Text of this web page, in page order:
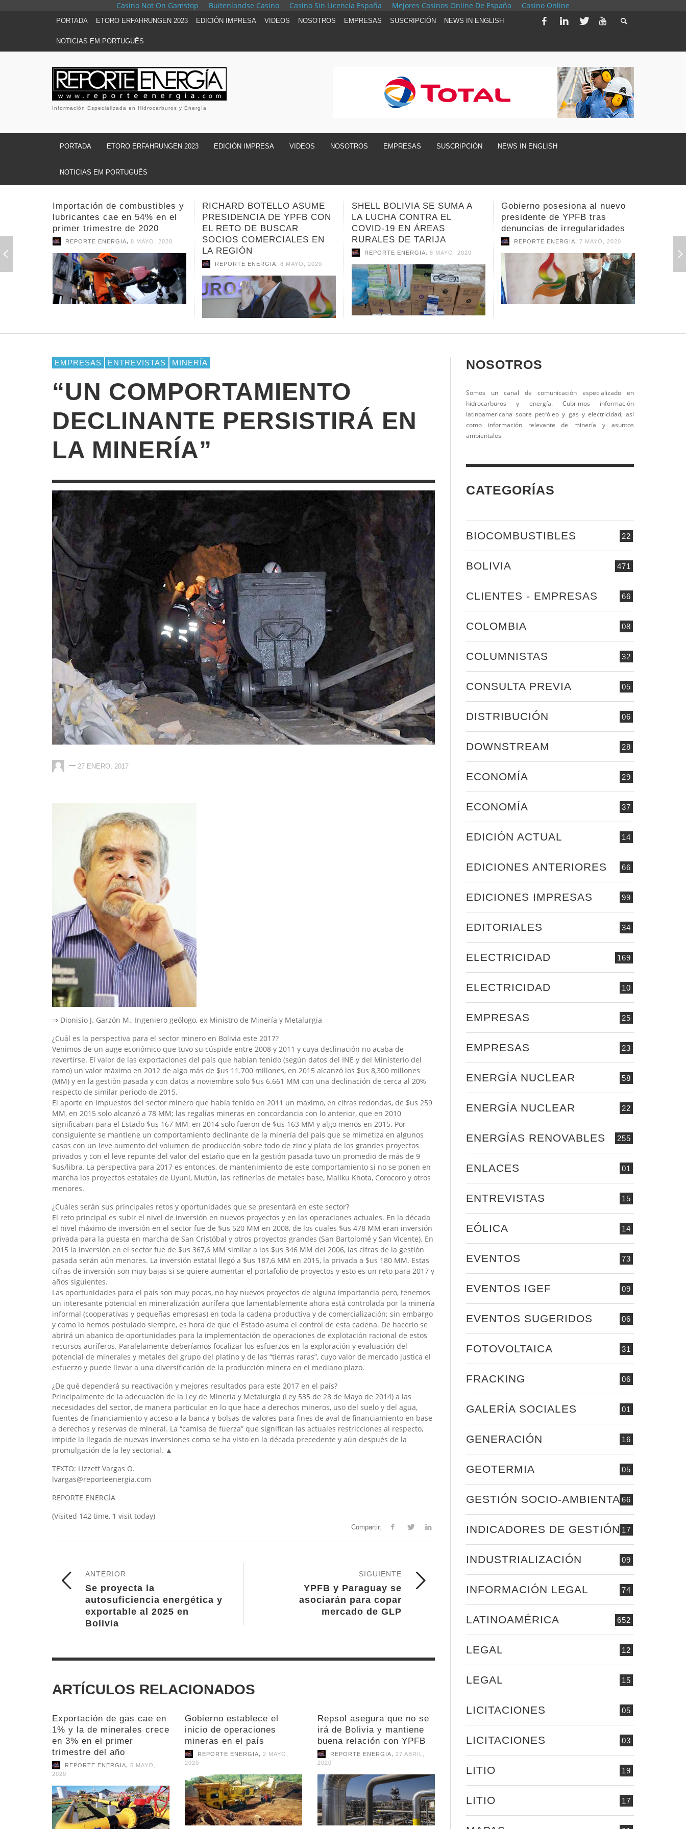
Casino Not On Gamstop Buitenlandse Casino Casino Sin Licencia España Mejores Casinos Online De España Casino Online
PORTADA ETORO ERFAHRUNGEN 2023 EDICIÓN IMPRESA VIDEOS NOSOTROS EMPRESAS SUSCRIPCIÓN NEWS IN ENGLISH
NOTICIAS EM PORTUGUÊS
Información Especializada en Hidrocarburos y Energía
PORTADA ETORO ERFAHRUNGEN 2023 EDICIÓN IMPRESA VIDEOS NOSOTROS EMPRESAS SUSCRIPCIÓN NEWS IN ENGLISH
NOTICIAS EM PORTUGUÊS
RICHARD BOTELLO ASUME
PRESIDENCIA DE YPFB CON
EL RETO DE BUSCAR
SOCIOS COMERCIALES EN
LA REGIÓN
REPORTE ENERGIA 8 MAYO, 2020
SHELL BOLIVIA SE SUMA A
LA LUCHA CONTRA EL
COVID-19 EN ÁREAS
RURALES DE TARIJA
REPORTE ENERGIA
Gobierno posesiona al nuevo
presidente de YPFB tras
denuncias de irregularidades
REPORTE ENERGIA ,7 MAYO, 2020
Sugieren más contratos cortos
para excedentes de gas, pero
sin terceros
REPORTE ENERGIA 7 MAYO, 2020
EMPRESAS ENTREVISTAS MINERÍA
“UN COMPORTAMIENTO
DECLINANTE PERSISTIRÁ EN
LA MINERÍA”
— 27 ENERO, 2017
⇒ Dionisio J. Garzón M., Ingeniero geólogo, ex Ministro de Minería y Metalurgia
¿Cuál es la perspectiva para el sector minero en Bolivia este 2017?
Venimos de un auge económico que tuvo su cúspide entre 2008 y 2011 y cuya declinación no acaba de
revertirse. El valor de las exportaciones del país que habían tenido (según datos del INE y del Ministerio del
ramo) un valor máximo en 2012 de algo más de $us 11.700 millones, en 2015 alcanzó los $us 8,300 millones
(MM) y en la gestión pasada y con datos a noviembre solo $us 6.661 MM con una declinación de cerca al 20%
respecto de similar periodo de 2015.
El aporte en impuestos del sector minero que había tenido en 2011 un máximo, en cifras redondas, de $us 259
MM, en 2015 solo alcanzó a 78 MM; las regalías mineras en concordancia con lo anterior, que en 2010
significaban para el Estado $us 167 MM, en 2014 solo fueron de $us 163 MM y algo menos en 2015. Por
consiguiente se mantiene un comportamiento declinante de la minería del país que se mimetiza en algunos
casos con un leve aumento del volumen de producción sobre todo de zinc y plata de los grandes proyectos
privados y con el leve repunte del valor del estaño que en la gestión pasada tuvo un promedio de más de 9
$us/libra. La perspectiva para 2017 es entonces, de mantenimiento de este comportamiento si no se ponen en
marcha los proyectos estatales de Uyuni, Mutún, las refinerías de metales base, Mallku Khota, Corocoro y otros
menores.
¿Cuáles serán sus principales retos y oportunidades que se presentará en este sector?
El reto principal es subir el nivel de inversión en nuevos proyectos y en las operaciones actuales. En la década
el nivel máximo de inversión en el sector fue de $us 520 MM en 2008, de los cuales $us 478 MM eran inversión
privada para la puesta en marcha de San Cristóbal y otros proyectos grandes (San Bartolomé y San Vicente). En
2015 la inversión en el sector fue de $us 367,6 MM similar a los $us 346 MM del 2006, las cifras de la gestión
pasada serán aún menores. La inversión estatal llegó a $us 187,6 MM en 2015, la privada a $us 180 MM. Estas
cifras de inversión son muy bajas si se quiere aumentar el portafolio de proyectos y esto es un reto para 2017 y
años siguientes.
Las oportunidades para el país son muy pocas, no hay nuevos proyectos de alguna importancia pero, tenemos
un interesante potencial en mineralización aurífera que lamentablemente ahora está controlada por la minería
informal (cooperativas y pequeñas empresas) en toda la cadena productiva y de comercialización; sin embargo
y como lo hemos postulado siempre, es hora de que el Estado asuma el control de esta cadena. De hacerlo se
abrirá un abanico de oportunidades para la implementación de operaciones de explotación racional de estos
recursos auríferos. Paralelamente deberíamos focalizar los esfuerzos en la exploración y evaluación del
potencial de minerales y metales del grupo del platino y de las “tierras raras”, cuyo valor de mercado justica el
esfuerzo y puede llevar a una diversificación de la producción minera en el mediano plazo.
¿De qué dependerá su reactivación y mejores resultados para este 2017 en el país?
Principalmente de la adecuación de la Ley de Minería y Metalurgia (Ley 535 de 28 de Mayo de 2014) a las
necesidades del sector, de manera particular en lo que hace a derechos mineros, uso del suelo y del agua,
fuentes de financiamiento y acceso a la banca y bolsas de valores para fines de aval de financiamiento en base
a derechos y reservas de mineral. La “camisa de fuerza” que significan las actuales restricciones al respecto,
impide la llegada de nuevas inversiones como se ha visto en la década precedente y aún después de la
promulgación de la ley sectorial. ▲
TEXTO: Lizzett Vargas O.
lvargas@reporteenergia.com
REPORTE ENERGÍA
(Visited 142 time, 1 visit today)
Compartir:
SIGUIENTE
YPFB y Paraguay se
asociarán para copar
mercado de GLP
ANTERIOR
Se proyecta la
autosuficiencia energética y
exportable al 2025 en
Bolivia
ARTÍCULOS RELACIONADOS
Exportación de gas cae en
1% y la de minerales crece
en 3% en el primer
trimestre del año
REPORTE ENERGIA
5 MAYO,
2020
Gobierno establece el
inicio de operaciones
mineras en el país
REPORTE ENERGIA
2 MAYO,
2020
Repsol asegura que no se
irá de Bolivia y mantiene
buena relación con YPFB
REPORTE ENERGIA
27 ABRIL,
2020
NOSOTROS
Somos un canal de comunicación especializado en
hidrocarburos y energía. Cubrimos información
latinoamericana sobre petróleo y gas y electricidad, así
como información relevante de minería y asuntos
ambientales.
CATEGORÍAS
22
BIOCOMBUSTIBLES
471
BOLIVIA
66
CLIENTES - EMPRESAS
08
COLOMBIA
32
COLUMNISTAS
05
CONSULTA PREVIA
06
DISTRIBUCIÓN
28
DOWNSTREAM
29
ECONOMÍA
37
ECONOMÍA
14
EDICIÓN ACTUAL
66
EDICIONES ANTERIORES
99
EDICIONES IMPRESAS
34
EDITORIALES
169
ELECTRICIDAD
10
ELECTRICIDAD
25
EMPRESAS
23
EMPRESAS
58
ENERGÍA NUCLEAR
22
ENERGÍA NUCLEAR
255
ENERGÍAS RENOVABLES
01
ENLACES
15
ENTREVISTAS
14
EÓLICA
73
EVENTOS
09
EVENTOS IGEF
06
EVENTOS SUGERIDOS
31
FOTOVOLTAICA
06
FRACKING
01
GALERÍA SOCIALES
16
GENERACIÓN
05
GEOTERMIA
66
GESTIÓN SOCIO-AMBIENTAL
17
INDICADORES DE GESTIÓN
09
INDUSTRIALIZACIÓN
74
INFORMACIÓN LEGAL
652
LATINOAMÉRICA
12
LEGAL
15
LEGAL
05
LICITACIONES
03
LICITACIONES
19
LITIO
17
LITIO